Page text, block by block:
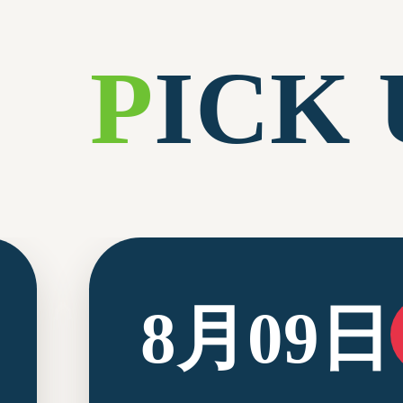
PICK
8月09日